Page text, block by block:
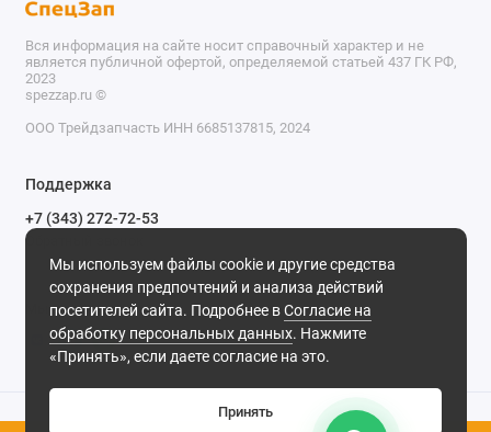
Мы используем файлы cookie и другие средства
сохранения предпочтений и анализа действий
посетителей сайта. Подробнее вСогласие на
обработку персональных данных. Нажмите
«Принять», если даете согласие на это.
Принять
Вся информация на сайте носит справочный характер и не
является публичной офертой, определяемой статьей 437 ГК РФ,
2023
spezzap.ru ©️
ООО Трейдзапчасть ИНН 6685137815, 2024
Поддержка
+7 (343) 272-72-53
Обратный звонок
620030, г. Екатеринбург, ул. Карьерная, д. 14, оф. 14.
Мы в сети